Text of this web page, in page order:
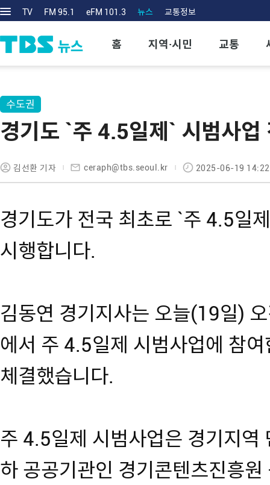
TV FM 95.1 eFM 101.3 뉴스 교통정보
홈 지역·시민 교통
수도권
경기도 `주 4.5일제` 시범사
김선환 기자 ceraph@tbs.seoul.kr 2025-06-19 14:22
경기도가 전국 최초로 `주 4.5일
시행합니다.
김동연 경기지사는 오늘(19일)
에서 주 4.5일제 시범사업에 참
체결했습니다.
주 4.5일제 시범사업은 경기지역
하 공공기관인 경기콘텐츠진흥